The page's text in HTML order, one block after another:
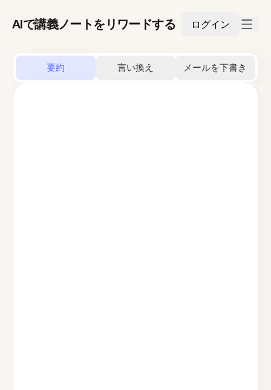
AIで講義ノートをリワードする ログイン
要約 言い換え メールを下書き